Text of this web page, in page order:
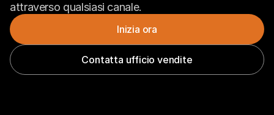
attraverso qualsiasi canale.
Inizia ora
Contatta ufficio vendite